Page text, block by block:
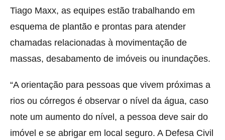
Tiago Maxx, as equipes estão trabalhando em
esquema de plantão e prontas para atender
chamadas relacionadas à movimentação de
massas, desabamento de imóveis ou inundações.
“A orientação para pessoas que vivem próximas a
rios ou córregos é observar o nível da água, caso
note um aumento do nível, a pessoa deve sair do
imóvel e se abrigar em local seguro. A Defesa Civil